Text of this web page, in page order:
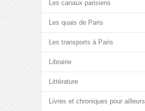
Les canaux parisiens
Les quais de Paris
Les transports à Paris
Librairie
Littérature
Livres et chroniques pour ailleurs